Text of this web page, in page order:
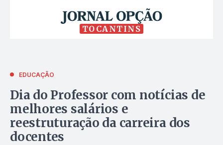
TOCANTINS
EDUCAÇÃO
Dia do Professor com notícias de
melhores salários e
reestruturação da carreira dos
docentes